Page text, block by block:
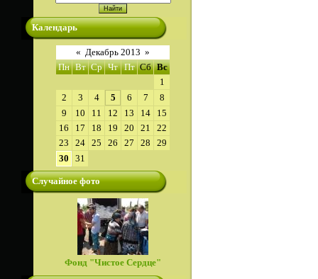
Календарь
« Декабрь 2013 »
Пн Вт Ср Чт Пт Сб Вс
1
2
3 4 5 6 7
8
9
10 11 12 13 14
15
16
17 18 19 20 21
22
23
24 25 26 27 28
29
30
31
Случайное фото
Фонд "Чистое Сердце"